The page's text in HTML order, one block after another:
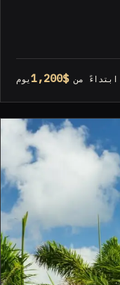
ابتداءً من$1,200 يوم